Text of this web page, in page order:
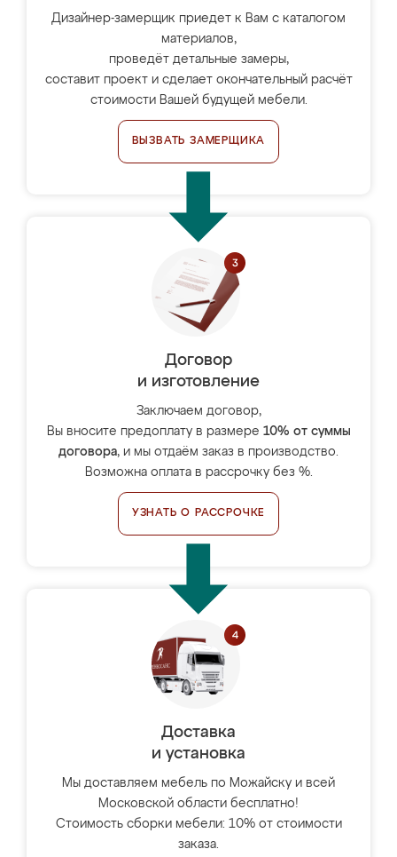
Дизайнер-замерщик приедет к Вам с каталогом
материалов,
проведёт детальные замеры,
составит проект и сделает окончательный расчёт
стоимости Вашей будущей мебели.
ВЫЗВАТЬ ЗАМЕРЩИКА
Договор
и изготовление
Заключаем договор,
Вы вносите предоплату в размере 10% от суммы
договора, и мы отдаём заказ в производство.
Возможна оплата в рассрочку без %.
УЗНАТЬ О РАССРОЧКЕ
Доставка
и установка
Мы доставляем мебель по Можайску и всей
Московской области бесплатно!
Стоимость сборки мебели: 10% от стоимости
заказа.